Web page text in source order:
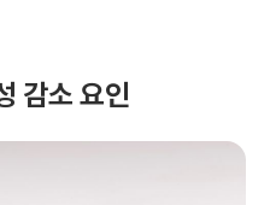
감소 요인